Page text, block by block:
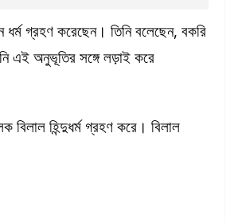
গ্রহণ করেছেন। তিনি বলেছেন, বকরি
এই অনুভূতির সঙ্গে লড়াই করে
বিলাল হিন্দুধর্ম গ্রহণ করে। বিলাল